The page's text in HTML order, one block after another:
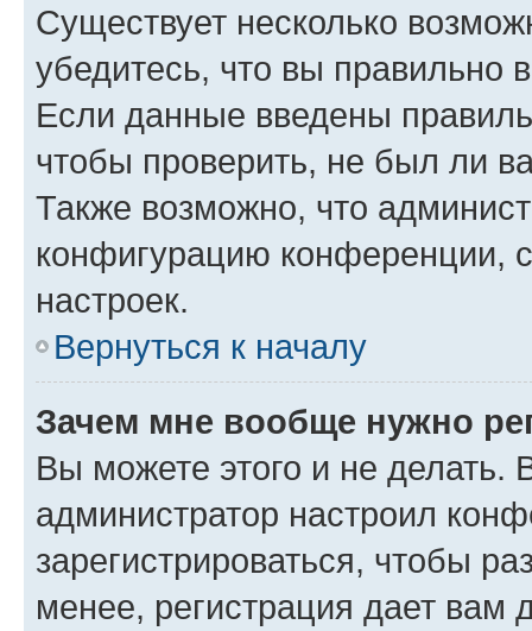
Существует несколько
убедитесь, что вы правильно
Если данные введены
чтобы проверить, не был ли
Также возможно, что
конфигурацию конференции,
настроек.
Вернуться к началу
Зачем мне вообще нужно
Вы можете этого и не делать.
администратор настроил
зарегистрироваться, чтобы
менее, регистрация дает вам